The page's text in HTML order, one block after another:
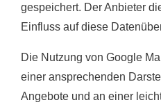
gespeichert. Der Anbieter
Einfluss auf diese
Die Nutzung von Google
einer ansprechenden
Angebote und an einer